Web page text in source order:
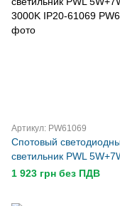
Артикул: PW61069
Спотовый
светильник PWL
3000K IP20-61069
1 923 грн без ПДВ